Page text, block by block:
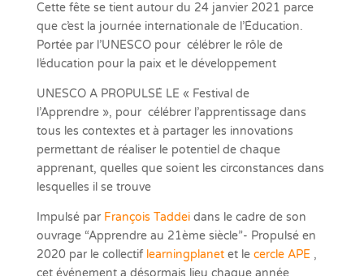
Cette fête se tient autour du 24 janvier 2021 parce
que c’est la journée internationale de l’Éducation.
Portée par l’UNESCO pour célébrer le rôle de
l’éducation pour la paix et le développement
UNESCO A PROPULSÉ LE « Festival de
l’Apprendre », pour célébrer l’apprentissage dans
tous les contextes et à partager les innovations
permettant de réaliser le potentiel de chaque
apprenant, quelles que soient les circonstances dans
lesquelles il se trouve
Impulsé parFrançois Taddeidans le cadre de son
ouvrage “Apprendre au 21ème siècle”- Propulsé en
2020 par le collectif learningplanet et le cercle APE ,
cet événement a désormais lieu chaque année